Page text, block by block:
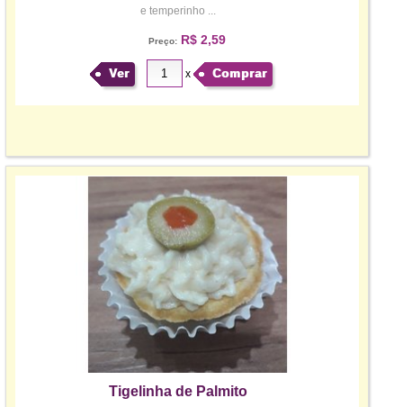
e temperinho ...
Preço:R$ 2,59
Ver x Comprar
Tigelinha de Palmito